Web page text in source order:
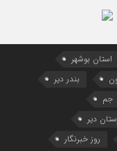
استان بوشهر
بندر دیر
جم
دیر
روز خبرنگار